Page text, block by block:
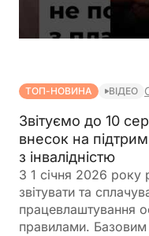
ТОП-НОВИНА ВІДЕО
Звітуємо до 10
внесок на
з інвалідністю
З 1 січня 2026 року
звітувати та
працевлаштування
правилами. Базовим